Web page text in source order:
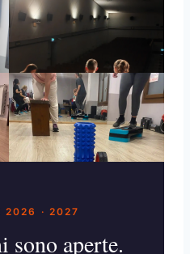
2026 · 2027
aperte.